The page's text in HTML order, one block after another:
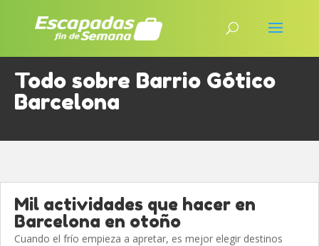
Todo sobre Barrio Gótico
Barcelona
Mil actividades que hacer en
Barcelona en otoño
Cuando el frío empieza a apretar, es mejor elegir destinos